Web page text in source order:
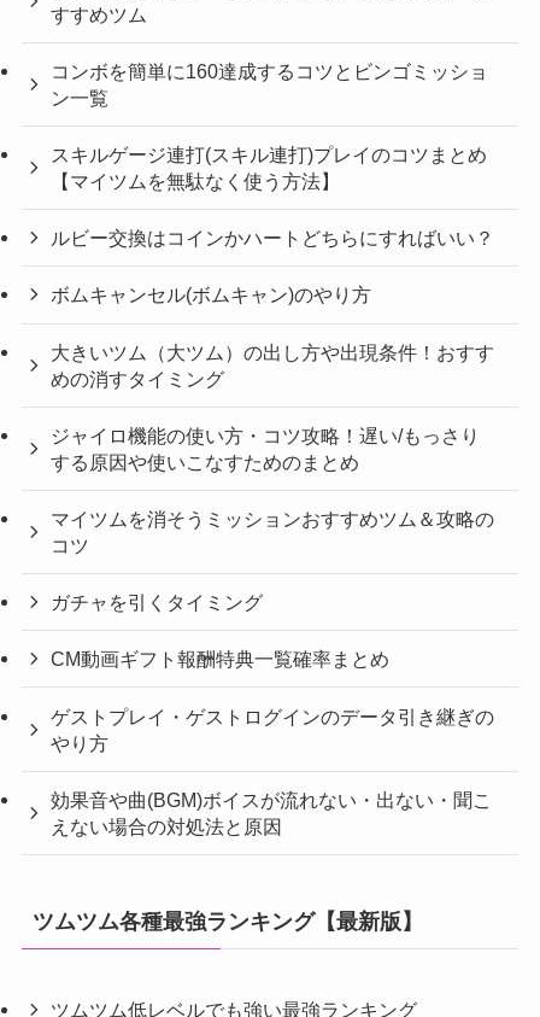
すすめツム
コンボを簡単に160達成するコツとビンゴミッショ
ン一覧
スキルゲージ連打(スキル連打)プレイのコツまとめ
【マイツムを無駄なく使う方法】
ルビー交換はコインかハートどちらにすればいい？
ボムキャンセル(ボムキャン)のやり方
大きいツム（大ツム）の出し方や出現条件！おすす
めの消すタイミング
ジャイロ機能の使い方・コツ攻略！遅い/もっさり
する原因や使いこなすためのまとめ
マイツムを消そうミッションおすすめツム＆攻略の
コツ
ガチャを引くタイミング
CM動画ギフト報酬特典一覧確率まとめ
ゲストプレイ・ゲストログインのデータ引き継ぎの
やり方
効果音や曲(BGM)ボイスが流れない・出ない・聞こ
えない場合の対処法と原因
ツムツム各種最強ランキング【最新版】
ツムツム低レベルでも強い最強ランキング